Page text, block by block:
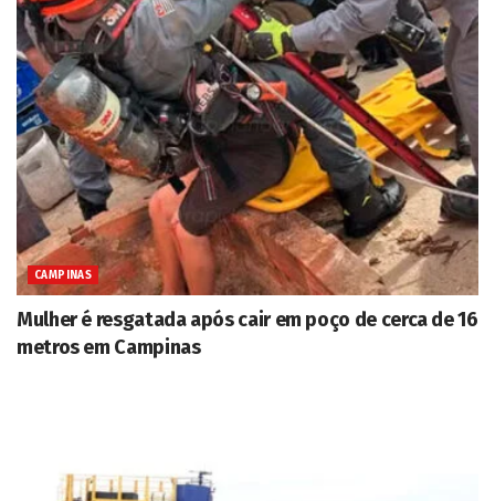
CAMPINAS
Mulher é resgatada após cair em poço de cerca de 16
metros em Campinas